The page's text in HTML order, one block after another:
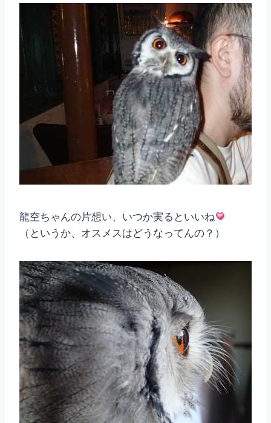
龍空ちゃんの片想い、いつか実るといいね
（というか、オスメスはどうなってんの？）